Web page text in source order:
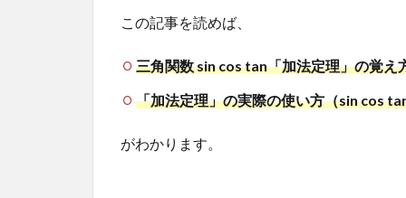
この記事を読めば、
三角関数 sin cos tan「加法定理」の覚え
「加法定理」の実際の使い方（sin cos
がわかります。